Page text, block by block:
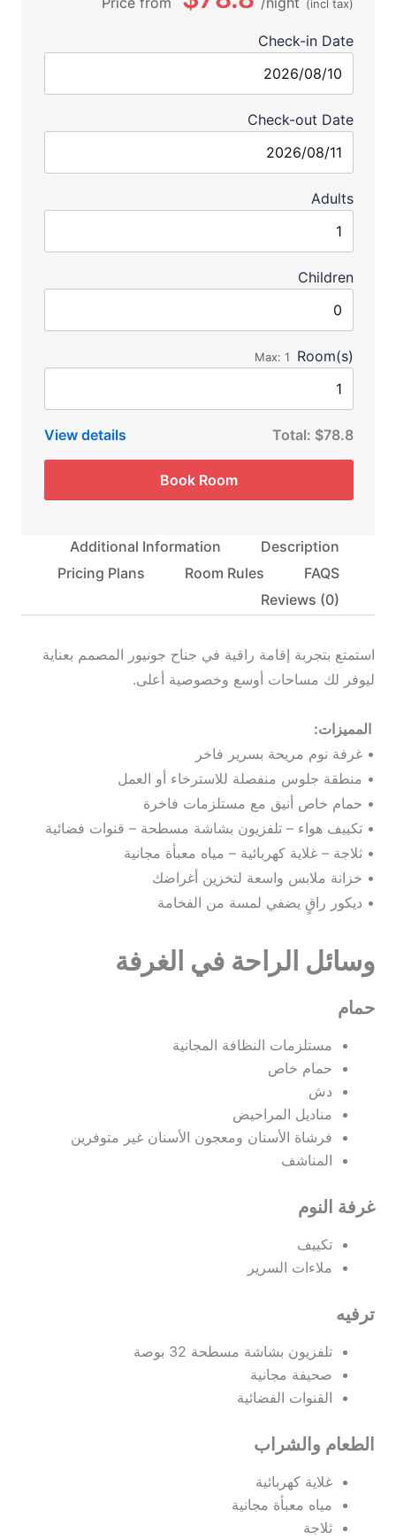
Description
Additional Information
FAQS
Room Rules
Pricing Plans
Reviews (0)
استمتع بتجربة إقامة راقية في جناح جونيور المصمم بعناية
ليوفر لك مساحات أوسع وخصوصية أعلى.
المميزات:
• غرفة نوم مريحة بسرير فاخر
• منطقة جلوس منفصلة للاسترخاء أو العمل
• حمام خاص أنيق مع مستلزمات فاخرة
• تكييف هواء – تلفزيون بشاشة مسطحة – قنوات فضائية
• ثلاجة – غلاية كهربائية – مياه معبأة مجانية
• خزانة ملابس واسعة لتخزين أغراضك
• ديكور راقٍ يضفي لمسة من الفخامة
وسائل الراحة في الغرفة
حمام
مستلزمات النظافة المجانية
حمام خاص
دش
مناديل المراحيض
فرشاة الأسنان ومعجون الأسنان غير متوفرين
المناشف
غرفة النوم
تكييف
ملاءات السرير
ترفيه
تلفزيون بشاشة مسطحة 32 بوصة
صحيفة مجانية
القنوات الفضائية
الطعام والشراب
غلاية كهربائية
مياه معبأة مجانية
ثلاجة
(incl tax)
Check-in Date
Check-out Date
Adults
Children
Room(s)
Max:1
Total: $78.8
View details
Book Room